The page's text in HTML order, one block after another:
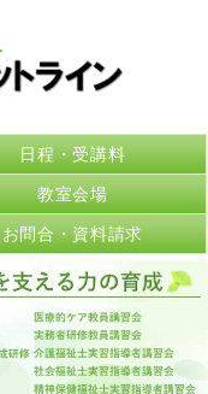
日程・受講料
教室会場
お問合・資料請求